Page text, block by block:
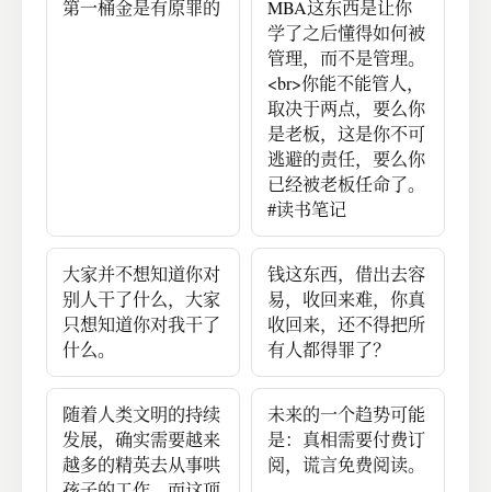
第一桶金是有原罪的
MBA这东西是让你
学了之后懂得如何被
管理，而不是管理。
<br>你能不能管人，
取决于两点，要么你
是老板，这是你不可
逃避的责任，要么你
已经被老板任命了。
#读书笔记
大家并不想知道你对
别人干了什么，大家
只想知道你对我干了
什么。
钱这东西，借出去容
易，收回来难，你真
收回来，还不得把所
有人都得罪了？
随着人类文明的持续
发展，确实需要越来
越多的精英去从事哄
未来的一个趋势可能
是：真相需要付费订
阅，谎言免费阅读。